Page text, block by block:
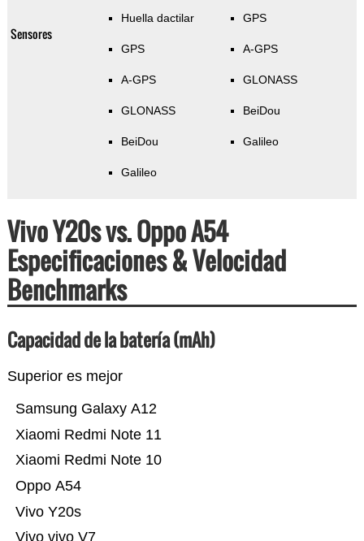
Sensores
Huella dactilar
GPS
A-GPS
GLONASS
BeiDou
Galileo
GPS
A-GPS
GLONASS
BeiDou
Galileo
Vivo Y20s vs. Oppo A54
Especificaciones & Velocidad
Benchmarks
Capacidad de la batería (mAh)
Superior es mejor
Vivo vivo V7
Vivo Y20s
Oppo A54
Xiaomi Redmi Note 10
Xiaomi Redmi Note 11
Samsung Galaxy A12